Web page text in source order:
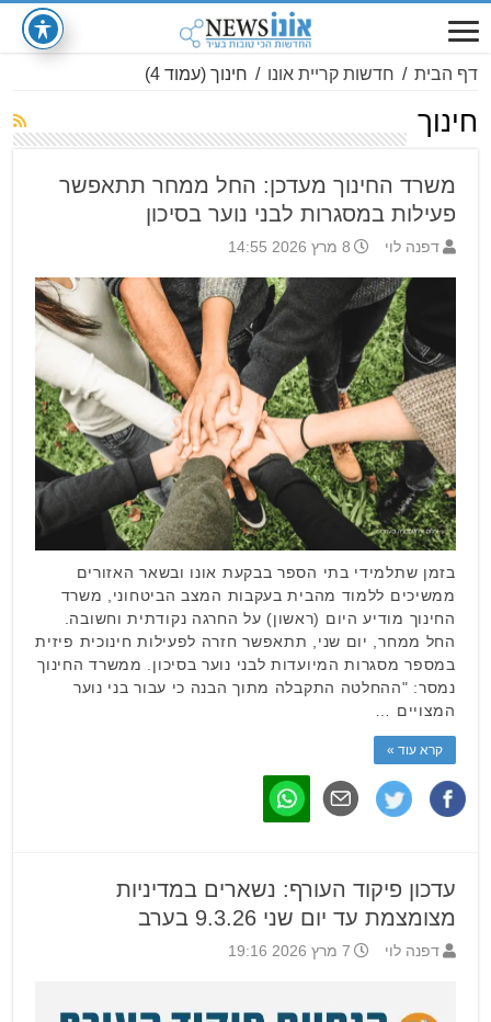
דף הבית / חדשות קריית אונו / חינוך (עמוד 4)
חינוך
משרד החינוך מעדכן: החל ממחר תתאפשר
פעילות במסגרות לבני נוער בסיכון
דפנה לוי 8 מרץ 2026 14:55
בזמן שתלמידי בתי הספר בבקעת אונו ובשאר האזורים
ממשיכים ללמוד מהבית בעקבות המצב הביטחוני, משרד
החינוך מודיע היום (ראשון) על החרגה נקודתית וחשובה.
החל ממחר, יום שני, תתאפשר חזרה לפעילות חינוכית פיזית
במספר מסגרות המיועדות לבני נוער בסיכון. ממשרד החינוך
נמסר: "ההחלטה התקבלה מתוך הבנה כי עבור בני נוער
המצויים …
קרא עוד »
עדכון פיקוד העורף: נשארים במדיניות
מצומצמת עד יום שני 9.3.26 בערב
דפנה לוי 7 מרץ 2026 19:16